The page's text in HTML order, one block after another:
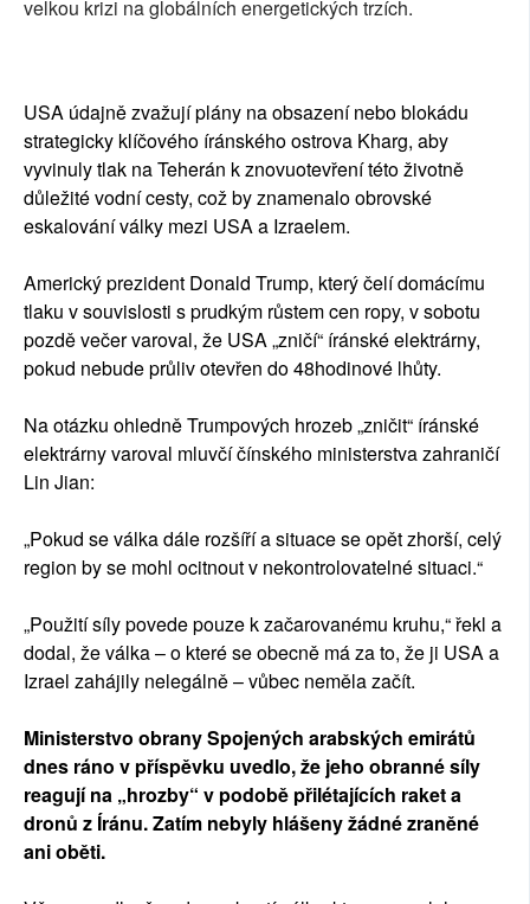
velkou krizi na globálních energetických trzích.
USA údajně zvažují plány na obsazení nebo blokádu
strategicky klíčového íránského ostrova Kharg, aby
vyvinuly tlak na Teherán k znovuotevření této životně
důležité vodní cesty, což by znamenalo obrovské
eskalování války mezi USA a Izraelem.
Americký prezident Donald Trump, který čelí domácímu
tlaku v souvislosti s prudkým růstem cen ropy, v sobotu
pozdě večer varoval, že USA „zničí“ íránské elektrárny,
pokud nebude průliv otevřen do 48hodinové lhůty.
Na otázku ohledně Trumpových hrozeb „zničit“ íránské
elektrárny varoval mluvčí čínského ministerstva zahraničí
Lin Jian:
„Pokud se válka dále rozšíří a situace se opět zhorší, celý
region by se mohl ocitnout v nekontrolovatelné situaci.“
„Použití síly povede pouze k začarovanému kruhu,“ řekl a
dodal, že válka – o které se obecně má za to, že ji USA a
Izrael zahájily nelegálně – vůbec neměla začít.
Ministerstvo obrany Spojených arabských emirátů
dnes ráno v příspěvku uvedlo, že jeho obranné síly
reagují na „hrozby“ v podobě přilétajících raket a
dronů z Íránu. Zatím nebyly hlášeny žádné zraněné
ani oběti.